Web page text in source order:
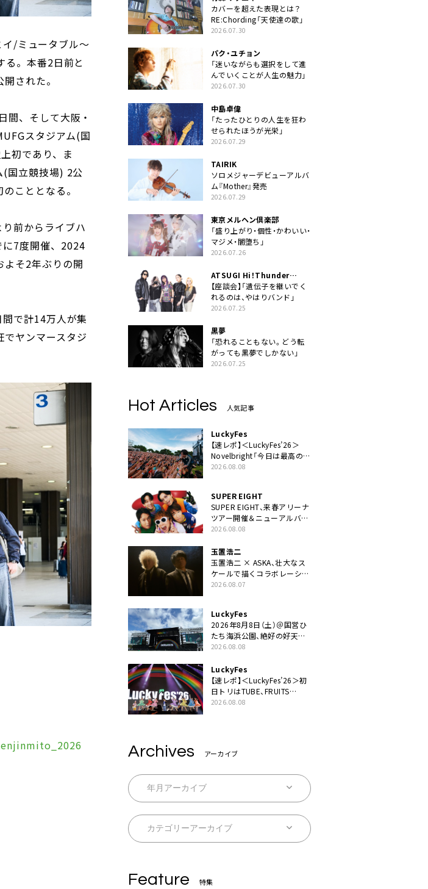
イ/ミュータブル〜
。本番2日前と
された。
間、そして大阪・
スタジアム(国
初であり、ま
(国立競技場) 2公
こととなる。
前からライブハ
に7度開催、2024
よそ2年ぶりの開
で計14万人が集
でヤンマースタジ
カバーを超えた表現とは？
RE:Chording「天使達の歌」
2026.07.30
パク・ユチョン
「迷いながらも選択をして進
んでいくことが人生の魅力」
2026.07.30
中島卓偉
「たったひとりの人生を狂わ
せられたほうが光栄」
2026.07.29
TAIRIK
ソロメジャーデビューアルバ
ム『Mother』発売
2026.07.29
東京メルヘン倶楽部
「盛り上がり・個性・かわいい・
マジメ・闇堕ち」
2026.07.26
ATSUGI Hi！Thunder
Rock Festival
【座談会】「遺伝子を継いでく
れるのは、やはりバンド」
2026.07.25
黒夢
「恐れることもない。どう転
がっても黒夢でしかない」
2026.07.25
Hot Articles 人気記事
LuckyFes
【速レポ】＜LuckyFes’26＞
Novelbright「今日は最高のフ
ェス日和。最高の休日を、最
2026.08.08
SUPER EIGHT
SUPER EIGHT、来春アリーナ
ツアー開催＆ニューアルバム
発売決定げるEP『ダンダー
2026.08.08
玉置浩二
玉置浩二 × ASKA、壮大なス
ケールで描くコラボレーショ
ン曲「音銀河」リリース決定。
2026.08.07
LuckyFes
2026年8月8日（土）＠国営ひ
たち海浜公園、絶好の好天の
中＜LuckyFes’26＞開幕
2026.08.08
LuckyFes
【速レポ】＜LuckyFes’26＞初
日トリはTUBE、FRUITS
ZIPPERや綾小路翔、鬼龍院翔
2026.08.08
Archives アーカイブ
Feature 特集